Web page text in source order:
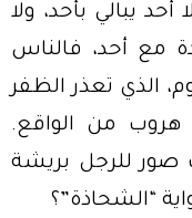
يبالي بأحد، ولا
مع أحد، فالناس
الذي تعذر الظفر
هروب من الواقع.
صور للرجل بريشة
“الشحاذة”؟